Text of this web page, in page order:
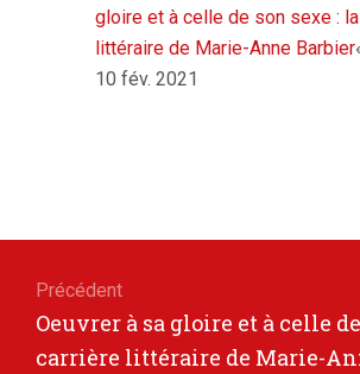
gloire et à celle de son sexe :
littéraire de Marie-Anne Barbier
10 fév. 2021
de
l’article
Précédent
Article
précédent
Oeuvrer à sa gloire et à celle
carrière littéraire de Marie-